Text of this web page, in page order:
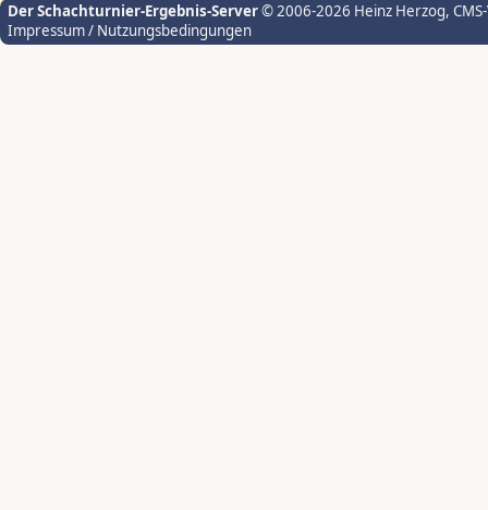
Der Schachturnier-Ergebnis-Server© 2006-2026 Heinz Herzog,
Impressum / Nutzungsbedingungen